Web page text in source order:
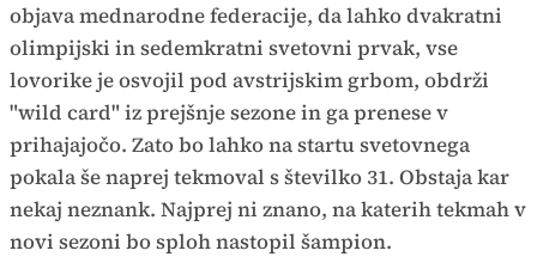
objava mednarodne federacije, da lahko dvakratni
olimpijski in sedemkratni svetovni prvak, vse
lovorike je osvojil pod avstrijskim grbom, obdrži
"wild card" iz prejšnje sezone in ga prenese v
prihajajočo. Zato bo lahko na startu svetovnega
pokala še naprej tekmoval s številko 31. Obstaja kar
nekaj neznank. Najprej ni znano, na katerih tekmah v
novi sezoni bo sploh nastopil šampion.